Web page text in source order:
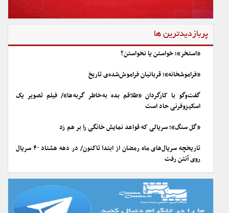
پربازدیدترین ها
«استخر»؛ خواستن یا نخواستن؟
«فراموشخانه»؛ قربانیان فراموش‌شده‌ی تاریخ
گفت‌وگو با کارگردان «طلاقم بده به خاطر گربه ها»/ فیلم تصویر یک
اسکیزوفرنی حاد است
«گل سنگ»؛ سریالی که قواعد نمایش خانگی را بر هم زد
تاریخچه سریال‌های ماه رمضان از ابتدا تاکنون/ در دهه هشتاد ۴۰ سریال
روی آنتن رفت